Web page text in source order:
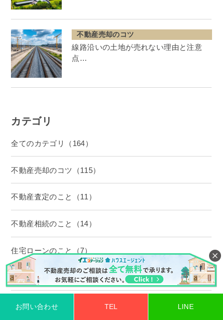
不動産売却のコツ
線路沿いの土地が売れない理由と注意
点…
カテゴリ
全てのカテゴリ（164）
不動産売却のコツ（115）
不動産査定のこと（11）
不動産相続のこと（14）
住宅ローンのこと（7）
空き家のこと（17）
お問い合わせ TEL LINE